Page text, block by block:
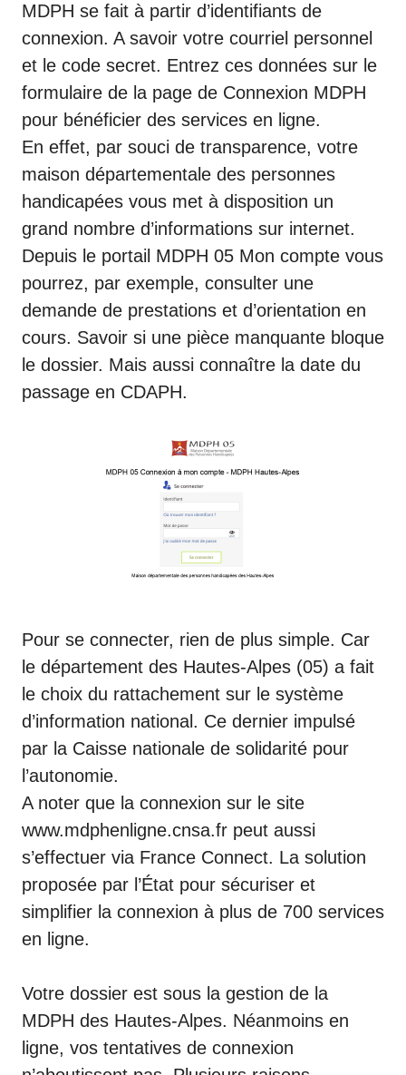
MDPH se fait à partir d’identifiants de
connexion. A savoir votre courriel personnel
et le code secret. Entrez ces données sur le
formulaire de la page de Connexion MDPH
pour bénéficier des services en ligne.
En effet, par souci de transparence, votre
maison départementale des personnes
handicapées vous met à disposition un
grand nombre d’informations sur internet.
Depuis le portail MDPH 05 Mon compte vous
pourrez, par exemple, consulter une
demande de prestations et d’orientation en
cours. Savoir si une pièce manquante bloque
le dossier. Mais aussi connaître la date du
passage en CDAPH.
Pour se connecter, rien de plus simple. Car
le département des Hautes-Alpes (05) a fait
le choix du rattachement sur le système
d’information national. Ce dernier impulsé
par la Caisse nationale de solidarité pour
l’autonomie.
A noter que la connexion sur le site
www.mdphenligne.cnsa.fr peut aussi
s’effectuer via France Connect. La solution
proposée par l’État pour sécuriser et
simplifier la connexion à plus de 700 services
en ligne.
Votre dossier est sous la gestion de la
MDPH des Hautes-Alpes. Néanmoins en
ligne, vos tentatives de connexion